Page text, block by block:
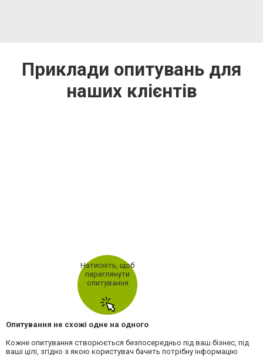
Приклади опитувань для
наших клієнтів
Натисніть, щоб
переглянути
опитування
Опитування не схожі одне на одного
Кожне опитування створюється безпосередньо під ваш бізнес, під
ваші цілі, згідно з якою користувач бачить потрібну інформацію